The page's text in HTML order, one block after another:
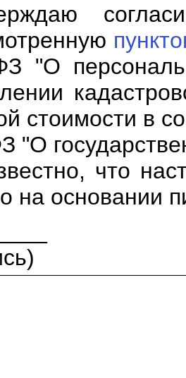
"О
стоимости в
"О
что
на основании